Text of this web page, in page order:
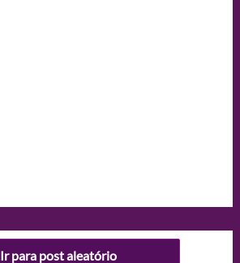
Ir para post aleatório